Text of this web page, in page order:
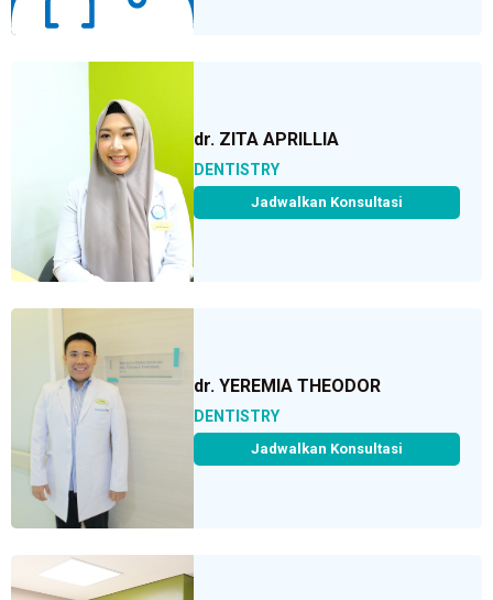
dr. ZITA APRILLIA
DENTISTRY
Jadwalkan Konsultasi
dr. YEREMIA THEODOR
DENTISTRY
Jadwalkan Konsultasi